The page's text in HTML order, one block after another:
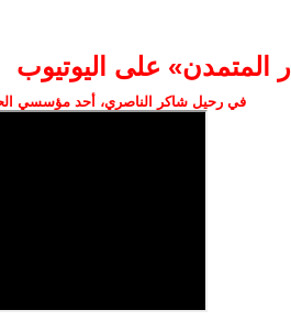
المتمدن» على اليوتيوب
في رحيل شاكر الناصري، أحد مؤسسي